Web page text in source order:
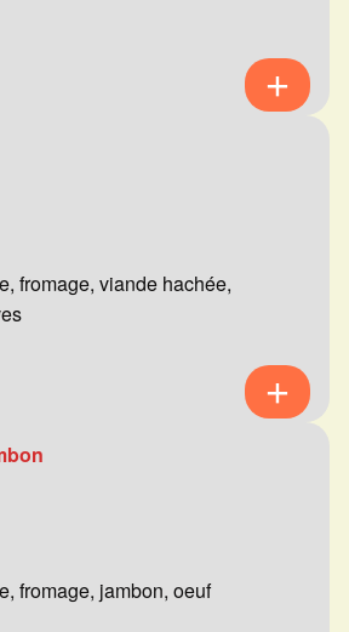
fromage, viande hachée,
fromage, jambon, oeuf